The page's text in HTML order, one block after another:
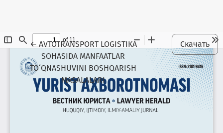
←Maqola tafsilotlariga qaytish
AVTOTRANSPORT LOGISTIKA
SOHASIDA MANFAATLAR
TO‘QNASHUVINI BOSHQARISH
MASALALARI
Скачать